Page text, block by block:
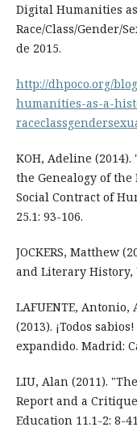
Digital Humanities
Race/Class/Gender/
de 2015.
http://dhpoco.org/
humanities-as-a-
KOH, Adeline
the Genealogy of
Social Contract of
25.1: 93-106.
JOCKERS, Matthew
and Literary
LAFUENTE,
(2013). ¡Todos
expandido. Madrid:
LIU, Alan (2011).
Report and a
Education 11.1-2: 8-